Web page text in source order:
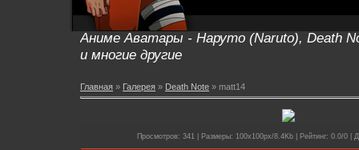
Аниме Аватары - Наруто (Naruto), Death
и многие другие
Главная » Галерея » Death Note » matt14
Просмотров: 341 | Размеры: 100x100px/8.4Kb | Рейтинг: 0.0/0 |